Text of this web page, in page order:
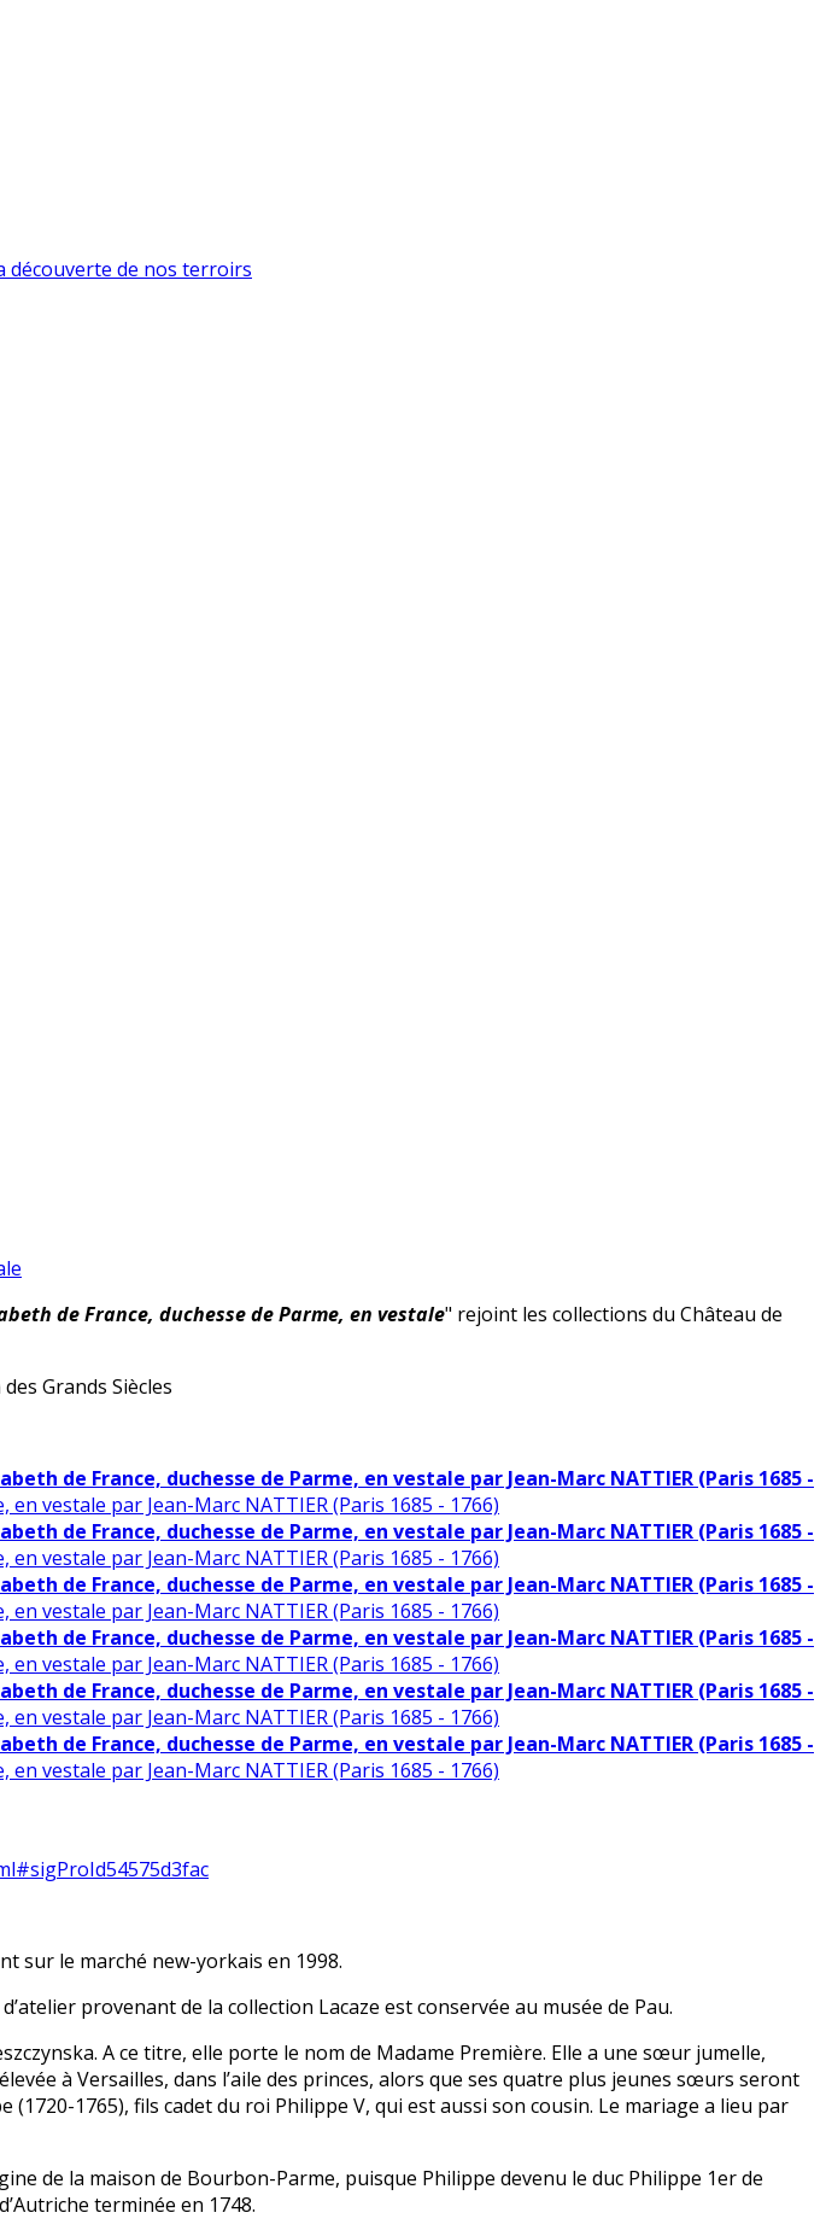
de France, duchesse de Parme, en vestale" rejoint les collections du Château de
Grands Siècles
de France, duchesse de Parme, en vestale par Jean-Marc NATTIER (Paris 1685 -
vestale par Jean-Marc NATTIER (Paris 1685 - 1766)
de France, duchesse de Parme, en vestale par Jean-Marc NATTIER (Paris 1685 -
vestale par Jean-Marc NATTIER (Paris 1685 - 1766)
de France, duchesse de Parme, en vestale par Jean-Marc NATTIER (Paris 1685 -
vestale par Jean-Marc NATTIER (Paris 1685 - 1766)
de France, duchesse de Parme, en vestale par Jean-Marc NATTIER (Paris 1685 -
vestale par Jean-Marc NATTIER (Paris 1685 - 1766)
de France, duchesse de Parme, en vestale par Jean-Marc NATTIER (Paris 1685 -
vestale par Jean-Marc NATTIER (Paris 1685 - 1766)
de France, duchesse de Parme, en vestale par Jean-Marc NATTIER (Paris 1685 -
vestale par Jean-Marc NATTIER (Paris 1685 - 1766)
sur le marché new-yorkais en 1998.
provenant de la collection Lacaze est conservée au musée de Pau.
A ce titre, elle porte le nom de Madame Première. Elle a une sœur jumelle,
à Versailles, dans l’aile des princes, alors que ses quatre plus jeunes sœurs seront
(1720-1765), fils cadet du roi Philippe V, qui est aussi son cousin. Le mariage a lieu par
de la maison de Bourbon-Parme, puisque Philippe devenu le duc Philippe 1er de
terminée en 1748.